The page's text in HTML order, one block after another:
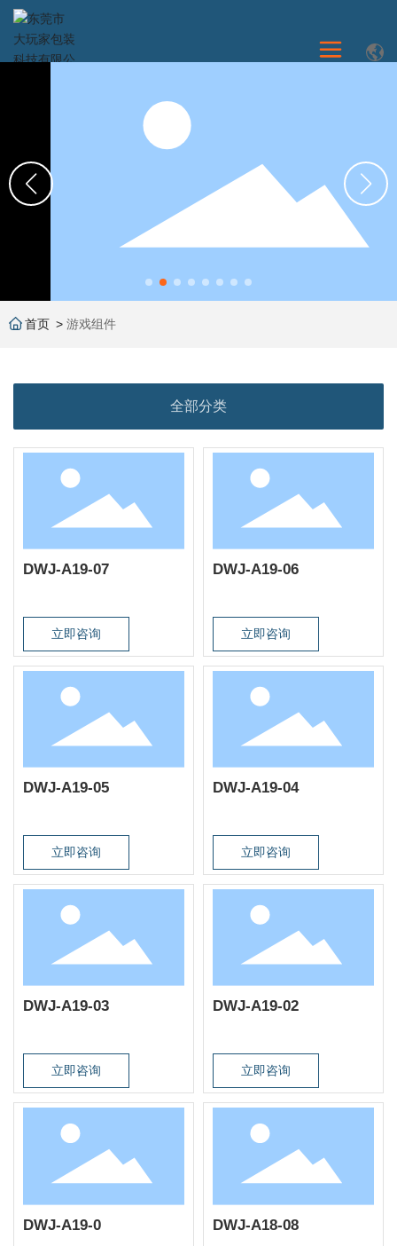
首页 游戏组件
全部分类
DWJ-A19-07
立即咨询
DWJ-A19-06
立即咨询
DWJ-A19-05
立即咨询
DWJ-A19-04
立即咨询
DWJ-A19-03
立即咨询
DWJ-A19-02
立即咨询
DWJ-A19-0 DWJ-A18-08